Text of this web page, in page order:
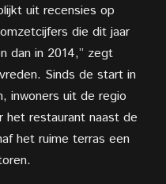
uit recensies op
die dit jaar
dan in 2014,” zegt
Sinds de start in
inwoners uit de regio
het restaurant naast de
het ruime terras een